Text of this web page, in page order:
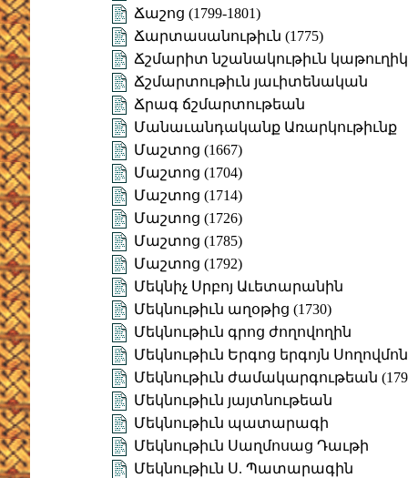
Ճաշոց (1799-1801)
Ճարտասանութիւն (1775)
Ճշմարիտ նշանակութիւն
Ճշմարտութիւն յաւիտենական
Ճրագ ճշմարտութեան
Մանաւանդականք Առարկութիւնք
Մաշտոց (1667)
Մաշտոց (1704)
Մաշտոց (1714)
Մաշտոց (1726)
Մաշտոց (1785)
Մաշտոց (1792)
Մեկնիչ Սրբոյ Աւետարանին
Մեկնութիւն աղօթից (1730)
Մեկնութիւն գրոց ժողովողին
Մեկնութիւն Երգոց երգոյն
Մեկնութիւն ժամակարգութեան
Մեկնութիւն յայտնութեան
Մեկնութիւն պատարագի
Մեկնութիւն Սաղմոսաց Դաւթի
Մեկնութիւն Ս. Պատարագին